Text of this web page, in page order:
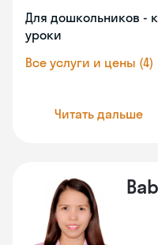
Для дошкольников -
уроки
Все услуги и цены (4)
Читать дальше